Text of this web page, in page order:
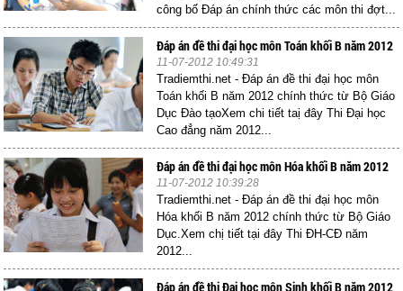
công bố Đáp án chính thức các môn thi đợt...
Đáp án đề thi đại học môn Toán khối B năm 2012
11-07-2012 10:49:31
Tradiemthi.net - Đáp án đề thi đại học môn
Toán khối B năm 2012 chính thức từ Bộ Giáo
Dục Đào tạoXem chi tiết taị đây Thi Đại học
Cao đẳng năm 2012...
Đáp án đề thi đại học môn Hóa khối B năm 2012
11-07-2012 10:39:28
Tradiemthi.net - Đáp án đề thi đại học môn
Hóa khối B năm 2012 chính thức từ Bộ Giáo
Dục.Xem chị tiết tại đây Thi ĐH-CĐ năm
2012...
Đáp án đề thi Đại học môn Sinh khối B năm 2012